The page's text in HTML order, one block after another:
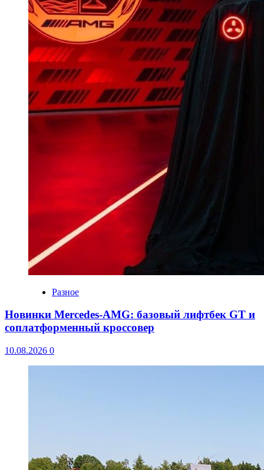
Разное
Новинки Mercedes-AMG: базовый лифтбек GT и
соплатформенный кроссовер
10.08.2026 0